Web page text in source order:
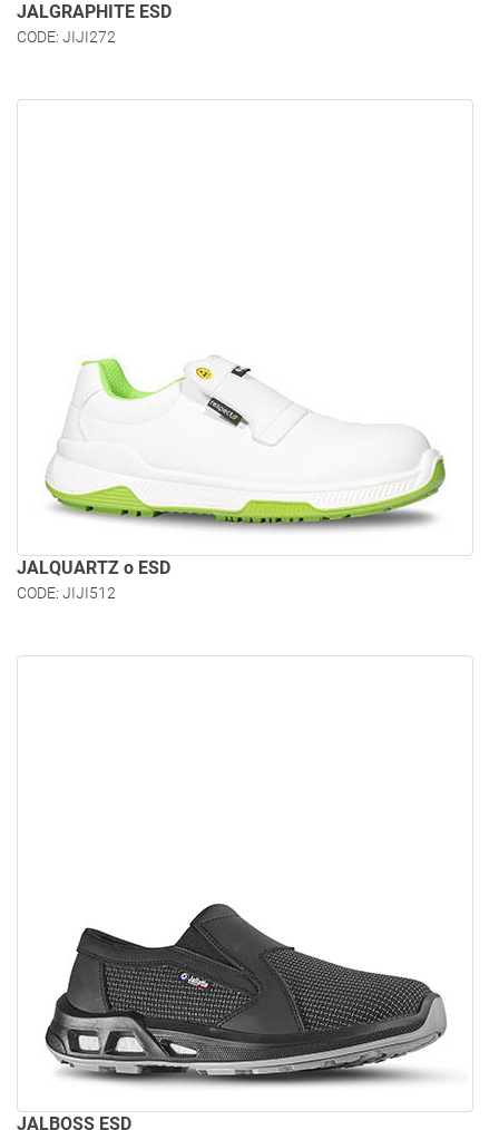
JALGRAPHITE ESD
CODE: JIJI272
JALQUARTZ o ESD
CODE: JIJI512
JALBOSS ESD